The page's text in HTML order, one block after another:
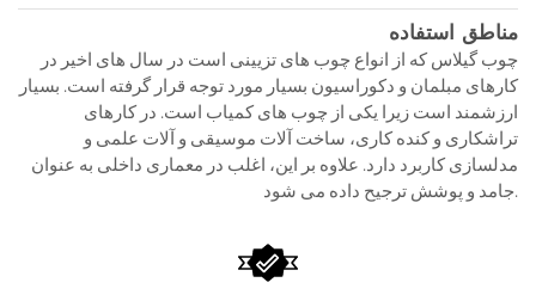
مناطق استفاده
چوب گیلاس که از انواع چوب های تزیینی است در سال های اخیر در
کارهای مبلمان و دکوراسیون بسیار مورد توجه قرار گرفته است. بسیار
ارزشمند است زیرا یکی از چوب های کمیاب است. در کارهای
تراشکاری و کنده کاری، ساخت آلات موسیقی و آلات علمی و
مدلسازی کاربرد دارد. علاوه بر این، اغلب در معماری داخلی به عنوان
جامد و پوشش ترجیح داده می شود.